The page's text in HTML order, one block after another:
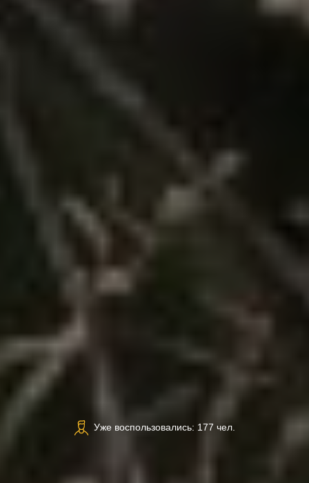
Уже воспользовались: 177 чел.